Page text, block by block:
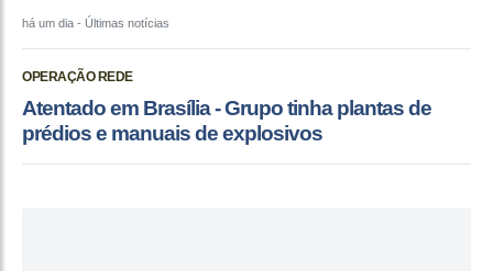
há um dia - Últimas notícias
OPERAÇÃO REDE
Atentado em Brasília - Grupo tinha plantas de
prédios e manuais de explosivos